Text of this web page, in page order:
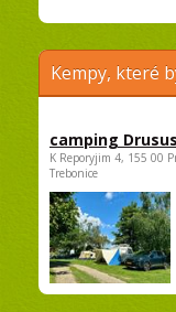
Kempy, které
camping Drusus
K Reporyjim 4, 155 00
Trebonice